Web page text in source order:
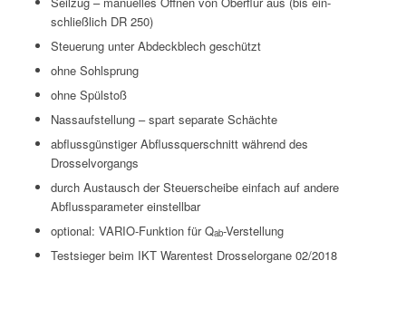
schließlich DR 250)
Steuerung unter Abdeck­blech geschützt
ohne Sohlsprung
ohne Spül­stoß
Nas­sauf­stel­lung – spart sep­a­rate Schächte
abflussgün­stiger Abflussquer­schnitt während des
Drosselvorgangs
durch Aus­tausch der Steuer­scheibe ein­fach auf andere
Abflusspa­ra­me­ter einstellbar
option­al: VARIO-Funk­tion für Qab-Ver­stel­lung
Test­sieger beim IKT War­entest Drosselor­gane 02/2018